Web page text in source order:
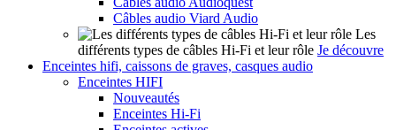
Câbles audio Viard Audio
Les
différents types de câbles Hi-Fi et leur rôle Je découvre
Enceintes hifi, caissons de graves, casques audio
Enceintes HIFI
Nouveautés
Enceintes Hi-Fi